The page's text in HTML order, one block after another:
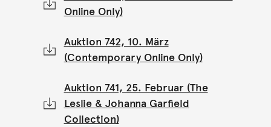
Online Only)
Auktion 742, 10. März
(Contemporary Online Only)
Auktion 741, 25. Februar (The
Leslie & Johanna Garfield
Collection)